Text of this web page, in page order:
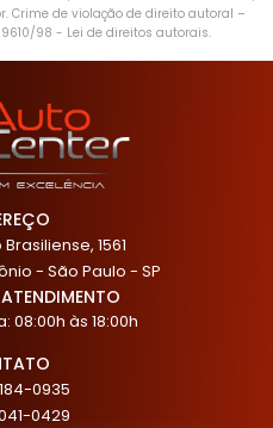
Crime de violação de direito autoral –
9610/98 - Lei de direitos autorais.
1561
- São Paulo - SP
08:00h às 18:00h
0935
0429